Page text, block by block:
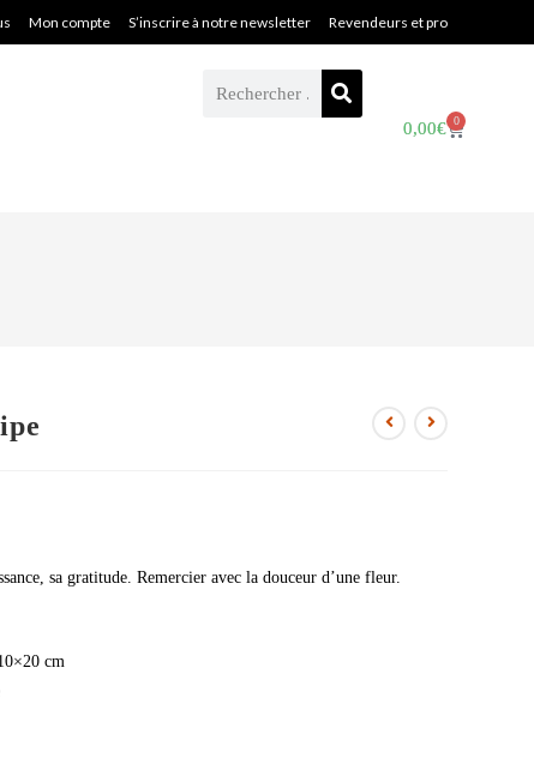
Mon compte S’inscrire à notre newsletter Revendeurs et pro
0,00€ 0
sa gratitude. Remercier avec la douceur d’une fleur.
cm